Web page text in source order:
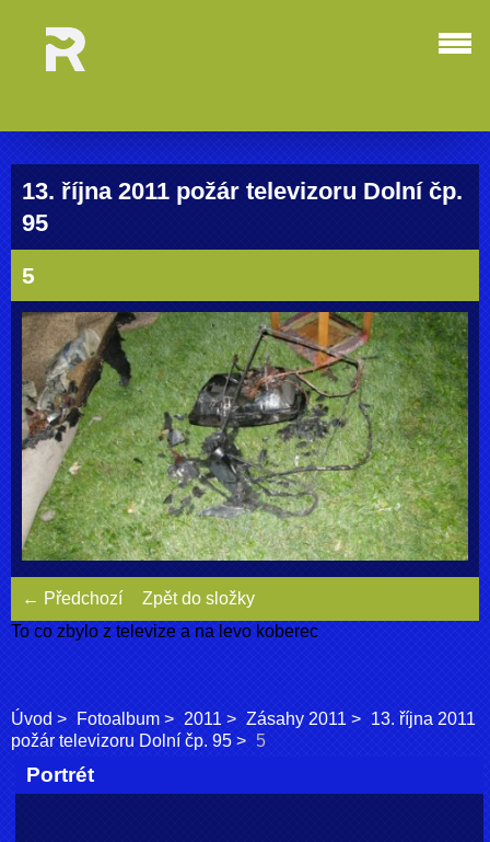
13. října 2011 požár televizoru Dolní čp.
95
5
← Předchozí
Zpět do složky
To co zbylo z televize a na levo koberec
Úvod Fotoalbum 2011 Zásahy 2011
13. října 2011
požár televizoru Dolní čp. 95
5
Portrét